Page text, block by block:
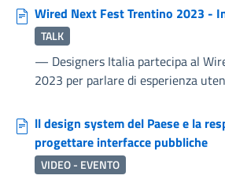
Wired Next Fest Trentino 2023 -
TALK
— Designers Italia partecipa al
2023 per parlare di esperienza
ll design system del Paese e la
progettare interfacce pubbliche
VIDEO - EVENTO